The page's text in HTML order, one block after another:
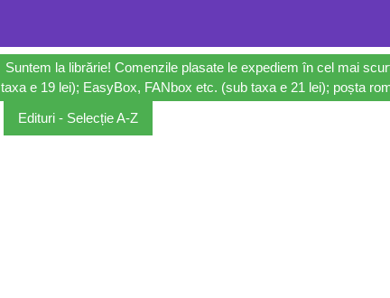
Suntem la librărie! Comenzile plasate le expediem în cel mai
taxa e 19 lei); EasyBox, FANbox etc. (sub taxa e 21 lei); poșta
Edituri - Selecție A-Z